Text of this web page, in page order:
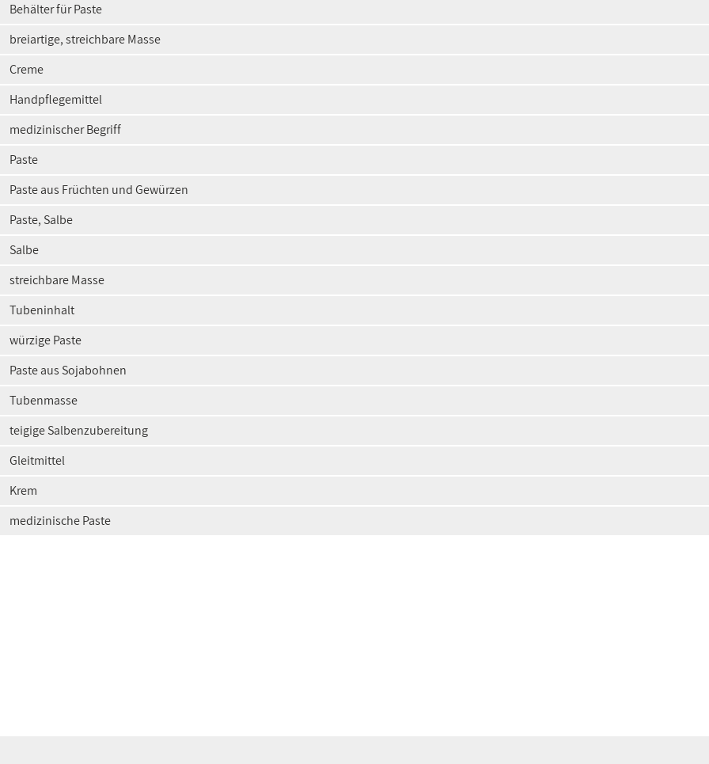
Behälter für Paste
breiartige, streichbare Masse
Creme
Handpflegemittel
medizinischer Begriff
Paste
Paste aus Früchten und Gewürzen
Paste, Salbe
Salbe
streichbare Masse
Tubeninhalt
würzige Paste
Paste aus Sojabohnen
Tubenmasse
teigige Salbenzubereitung
Gleitmittel
Krem
medizinische Paste